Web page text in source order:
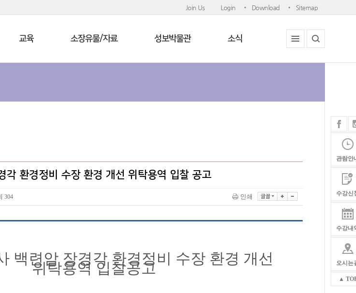
Join Us Login Download Sitemap
교육 소장유물/자료 성보박물관 소식
각 환경정비 수장 환경 개선 위탁용역 입찰 공고
304 인쇄
백련암 장경각 환경정비 수장 환경 개선
위탁용역 입찰공고
관람안
수강신
수강내
오시는
▲